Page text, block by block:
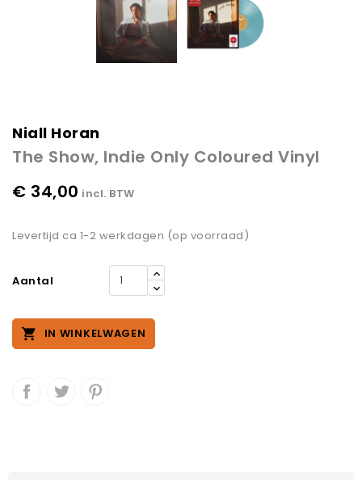
Niall Horan
The Show, Indie Only Coloured Vinyl
€ 34,00 incl. BTW
Levertijd ca 1-2 werkdagen (op voorraad)
Aantal
 IN WINKELWAGEN